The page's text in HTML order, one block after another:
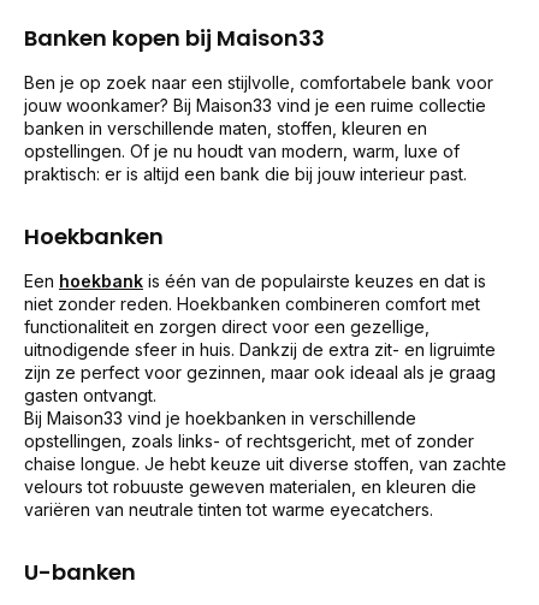
Banken kopen bij Maison33
Ben je op zoek naar een stijlvolle, comfortabele bank voor
jouw woonkamer? Bij Maison33 vind je een ruime collectie
banken in verschillende maten, stoffen, kleuren en
opstellingen. Of je nu houdt van modern, warm, luxe of
praktisch: er is altijd een bank die bij jouw interieur past.
Hoekbanken
Een hoekbank is één van de populairste keuzes en dat is
niet zonder reden. Hoekbanken combineren comfort met
functionaliteit en zorgen direct voor een gezellige,
uitnodigende sfeer in huis. Dankzij de extra zit- en ligruimte
zijn ze perfect voor gezinnen, maar ook ideaal als je graag
gasten ontvangt.
Bij Maison33 vind je hoekbanken in verschillende
opstellingen, zoals links- of rechtsgericht, met of zonder
chaise longue. Je hebt keuze uit diverse stoffen, van zachte
velours tot robuuste geweven materialen, en kleuren die
variëren van neutrale tinten tot warme eyecatchers.
U-banken